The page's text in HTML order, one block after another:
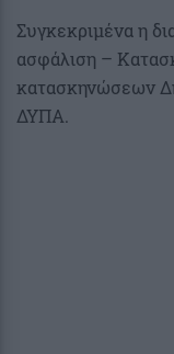
Συγκεκριμένα η
ασφάλιση –
κατασκηνώσεων
ΔΥΠΑ.